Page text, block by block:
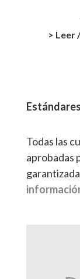
> Leer
Todas las
aprobadas